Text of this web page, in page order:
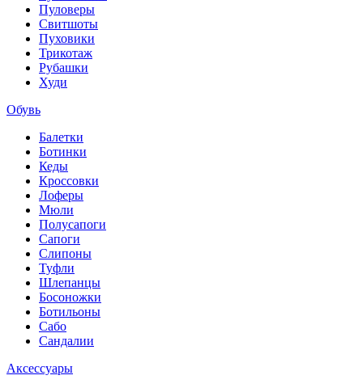
Пуловеры
Свитшоты
Пуховики
Трикотаж
Рубашки
Худи
Обувь
Балетки
Ботинки
Кеды
Кроссовки
Лоферы
Мюли
Полусапоги
Сапоги
Слипоны
Туфли
Шлепанцы
Босоножки
Ботильоны
Сабо
Сандалии
Аксессуары